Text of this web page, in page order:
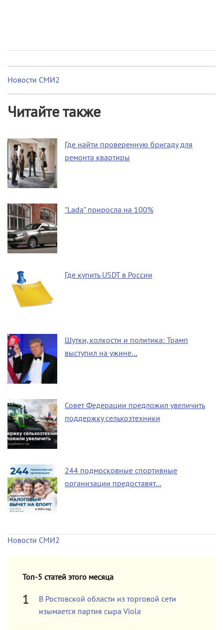
Новости СМИ2
Читайте также
Где найти проверенную бригаду для
ремонта квартиры
"Lada" приросла на 100%
Где купить USDT в России
Шутки, колкости и политика: Трамп
выступил на ужине…
Совет Федерации предложил увеличить
поддержку сельхозтехники
244 подмосковные спортивные
организации предоставят…
Новости СМИ2
Топ-5 статей этого месяца
В Ростовской области из торговой сети
изымается партия сыра Viola